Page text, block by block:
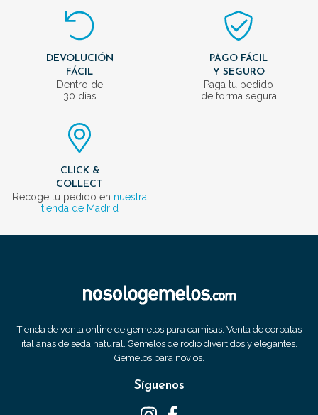
DEVOLUCIÓN
FÁCIL
Dentro de
30 días
PAGO FÁCIL
Y SEGURO
Paga tu pedido
de forma segura
CLICK &
COLLECT
Recoge tu pedido en nuestra
tienda de Madrid
Tienda de venta online de gemelos para camisas. Venta de corbatas
italianas de seda natural. Gemelos de rodio divertidos y elegantes.
Gemelos para novios.
Síguenos